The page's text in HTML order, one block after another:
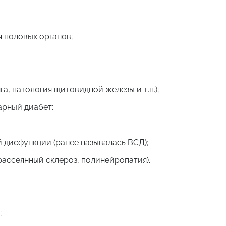
органов;
патология щитовидной железы и т.п.);
диабет;
(ранее называлась ВСД);
склероз, полинейропатия).